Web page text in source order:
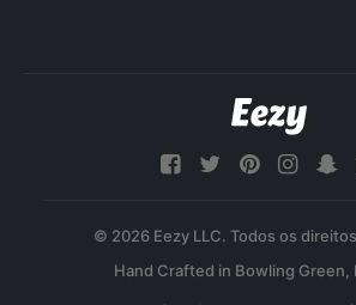
© 2026 Eezy LLC. Todos os